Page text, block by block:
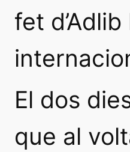
fet
El dos
que al